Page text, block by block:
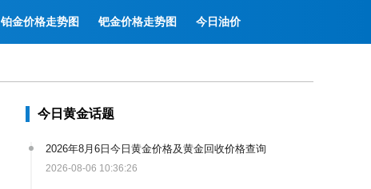
铂金价格走势图 钯金价格走势图 今日油价
今日黄金话题
2026年8月6日今日黄金价格及黄金回收价格查询
2026-08-06 10:36:26